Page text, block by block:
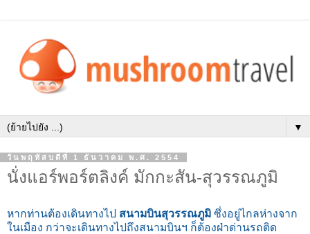
▼
วันพฤหัสบดีที่ 1 ธันวาคม พ.ศ. 2554
นั่งแอร์พอร์ตลิงค์ มักกะสัน-สุวรรณภูมิ
หากท่านต้องเดินทางไป สนามบินสุวรรณภูมิ ซึ่งอยู่ไกลห่างจาก
ในเมือง กว่าจะเดินทางไปถึงสนามบินฯ ก็ต้องฝ่าด่านรถติด